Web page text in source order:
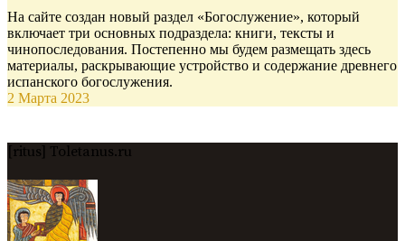
На сайте создан новый раздел «Богослужение», который
включает три основных подраздела: книги, тексты и
чинопоследования. Постепенно мы будем размещать здесь
материалы, раскрывающие устройство и содержание древнего
испанского богослужения.
2 Марта 2023
[ritus] Toletanus.ru